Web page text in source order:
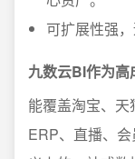
可扩展性强
九数云BI作为
能覆盖淘宝、
ERP、直播、